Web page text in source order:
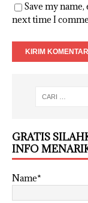
Save my
next time I
GRATIS
INFO
Name*